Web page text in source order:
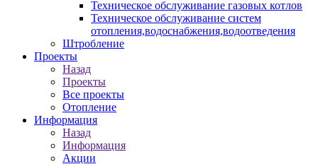
Техническое обслуживание газовых котлов
Техническое обслуживание систем
отопления,водоснабжения,водоотведения
Штробление
Проекты
Назад
Проекты
Все проекты
Отопление
Информация
Назад
Информация
Акции